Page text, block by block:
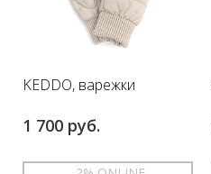
KEDDO, варежки
1 700 руб.